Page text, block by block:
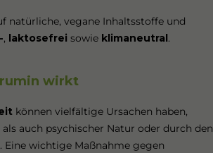
natürliche, vegane Inhaltsstoffe und
, laktosefrei sowie klimaneutral.
wirkt
können vielfältige Ursachen haben,
auch psychischer Natur oder durch den
Eine wichtige Maßnahme gegen